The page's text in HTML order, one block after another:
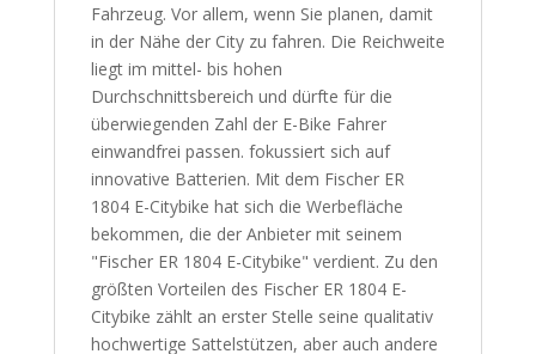
Fahrzeug. Vor allem, wenn Sie planen, damit
in der Nähe der City zu fahren. Die Reichweite
liegt im mittel- bis hohen
Durchschnittsbereich und dürfte für die
überwiegenden Zahl der E-Bike Fahrer
einwandfrei passen. fokussiert sich auf
innovative Batterien. Mit dem Fischer ER
1804 E-Citybike hat sich die Werbefläche
bekommen, die der Anbieter mit seinem
"Fischer ER 1804 E-Citybike" verdient. Zu den
größten Vorteilen des Fischer ER 1804 E-
Citybike zählt an erster Stelle seine qualitativ
hochwertige Sattelstützen, aber auch andere